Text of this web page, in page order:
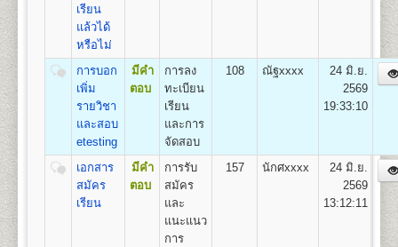
4.สาขาวิชาวิศวกรรมคอมพิวเตอร์
5.สาขาวิชาวิศวกรรมสิ่งแวดล้อม
คณะศิลปกรรมศาสตร์
เปิดสอนระดับปริญญาตรี
ชื่อปริญญา
ศิลปกรรมศาสตรบัณฑิต (ศป.บ) Bachelor of
Fine and Applied Arts(B.F.A.)
เปิดสอน3สาขาวิชา
1.สาขาวิชานาฏกรรมไทย
2.สาขาวิชาดนตรีไทย
3.สาขาวิชาดนตรีไทยสมัยนิยม
2
3
2,150
4 200 500 800
2,200
5 250 500 800
300 800 100 500 100
2,300
7 500 100
2,350
500
เรียน
แล้วได้
หรือไม่
การบอก
เพิ่ม
รายวิชา
และสอบ
etesting
มีคำ
ตอบ
การลง
ทะเบียน
เรียน
และการ
จัดสอบ
108 ณัฐxxxx
24 มิ.ย.
2569
19:33:10
เอกสาร
สมัคร
เรียน
มีคำ
ตอบ
การรับ
สมัคร
และ
แนะแนว
การ
157 นักศxxxx
24 มิ.ย.
2569
13:12:11